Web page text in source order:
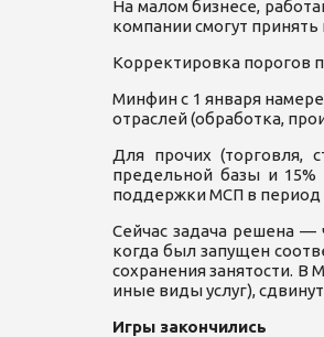
На малом бизнесе,
компании смогут
Корректировка порогов
Минфин с 1 января
отраслей (обработка,
Для прочих (торговля,
предельной базы и
поддержки МСП в период
Сейчас задача решена —
когда был запущен
сохранения занятости.
иные виды услуг),
Игры закончились